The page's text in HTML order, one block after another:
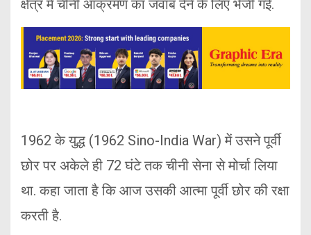
क्षेत्र में चीनी आक्रमण का जवाब देने के लिए भेजी गई.
1962 के युद्ध (1962 Sino-India War) में उसने पूर्वी
छोर पर अकेले ही 72 घंटे तक चीनी सेना से मोर्चा लिया
था. कहा जाता है कि आज उसकी आत्मा पूर्वी छोर की रक्षा
करती है.